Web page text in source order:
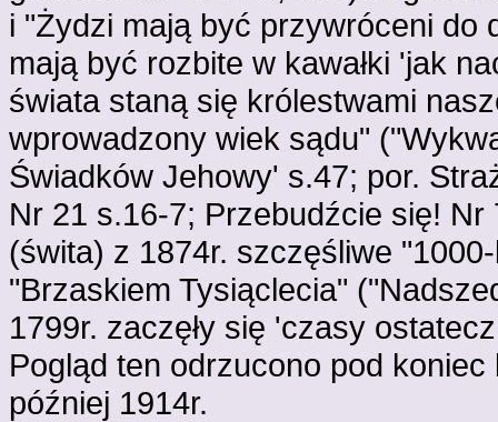
i "Żydzi mają być przywróceni do
mają być rozbite w kawałki 'jak
świata staną się królestwami
wprowadzony wiek sądu"
Świadków Jehowy' s.47; por.
Nr 21 s.16-7; Przebudźcie się!
(świta) z 1874r. szczęśliwe
"Brzaskiem Tysiąclecia"
1799r. zaczęły się 'czasy
Pogląd ten odrzucono pod
później 1914r.